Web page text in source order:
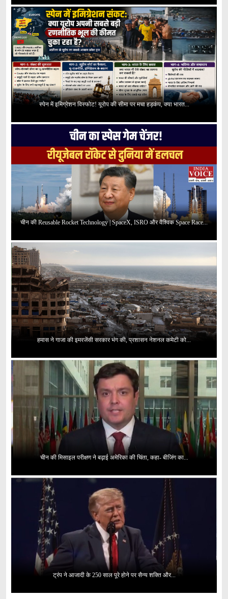
स्पेन में इमिग्रेशन विस्फोट! यूरोप की सीमा पर मचा हड़कंप, क्या भारत...
चीन की Reusable Rocket Technology | SpaceX, ISRO और वैश्विक Space Race...
हमास ने गाजा की इमरजेंसी सरकार भंग की, प्रशासन नेशनल कमेटी को...
चीन की मिसाइल परीक्षण ने बढ़ाई अमेरिका की चिंता, कहा- बीजिंग का...
ट्रंप ने आजादी के 250 साल पूरे होने पर सैन्य शक्ति और...